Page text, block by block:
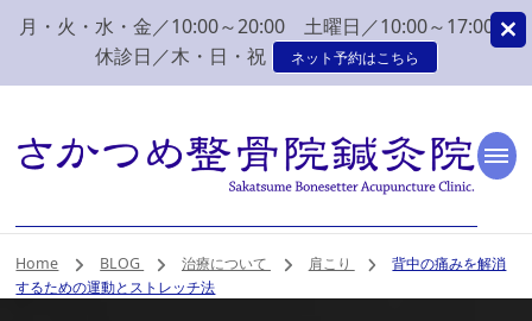
月・火・水・金／10:00～20:00 土曜日／10:00～17:00
休診日／木・日・祝
ネット予約はこちら
新潟市 秋葉区 肩こり
腰痛 整体 鍼灸はさか
鍼灸院へ。みなさまの気持ちに寄り添い、丁寧な問診、治療をさせて
Home BLOG 治療について 肩こり
背中の痛みを解消
するための運動とストレッチ法